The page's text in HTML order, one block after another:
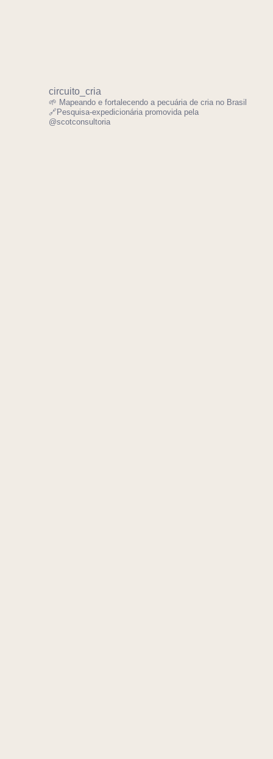
circuito_cria
🌱 Mapeando e fortalecendo a pecuária de cria no Brasil
🔗Pesquisa-expedicionária promovida pela
@scotconsultoria